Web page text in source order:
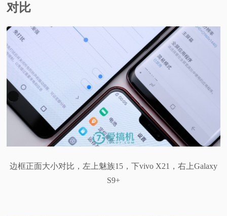
对比
边框正面大小对比，左上魅族15，下vivo X21，右上Galaxy
S9+